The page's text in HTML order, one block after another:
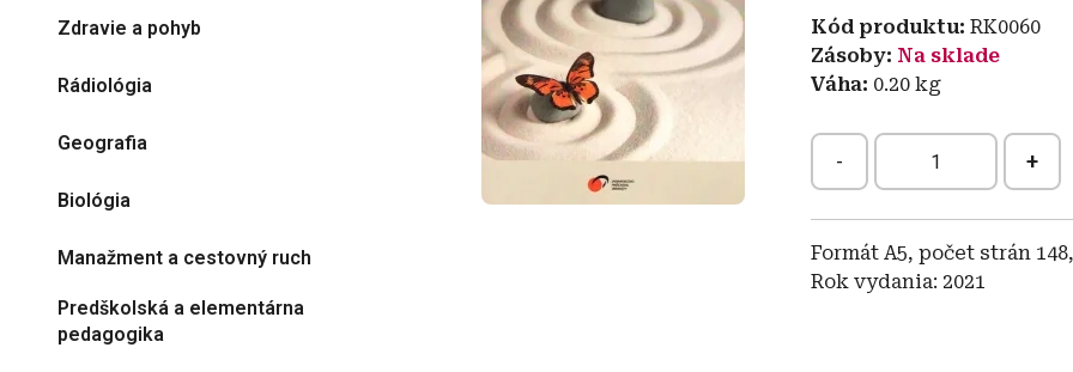
Kód produktu RK0060
Zásoby Na sklade
Váha 0.20kg
- +
Formát A5, počet strán
Rok vydania: 2021
Zdravie a pohyb
Rádiológia
Geografia
Biológia
Manažment a cestovný ruch
Predškolská a elementárna
pedagogika